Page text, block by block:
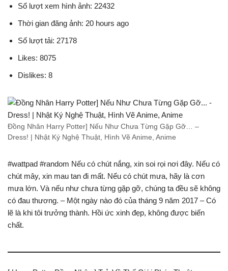
Số lượt xem hình ảnh: 22432
Thời gian đăng ảnh: 20 hours ago
Số lượt tải: 27178
Likes: 8075
Dislikes: 8
Đồng Nhân Harry Potter] Nếu Như Chưa Từng Gặp Gỡ… –
Dress! | Nhật Ký Nghệ Thuật, Hình Vẽ Anime, Anime
#wattpad #random Nếu có chút nắng, xin soi rọi nơi đây. Nếu có
chút mây, xin mau tan đi mất. Nếu có chút mưa, hãy là cơn
mưa lớn. Và nếu như chưa từng gặp gỡ, chúng ta đều sẽ không
có đau thương. – Một ngày nào đó của tháng 9 năm 2017 – Có
lẽ là khi tôi trưởng thành. Hồi ức xinh đẹp, không được biến
chất.